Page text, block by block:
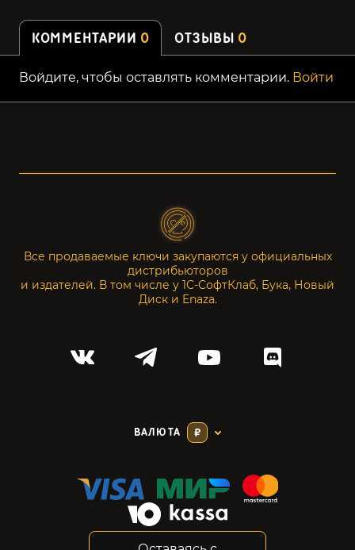
КОММЕНТАРИИ 0 ОТЗЫВЫ 0
Войдите, чтобы оставлять комментарии. Войти
Все продаваемые ключи закупаются у официальных
дистрибьюторов
и издателей. В том числе у 1С-СофтКлаб, Бука, Новый
Диск и Enaza.
ВАЛЮТА ₽